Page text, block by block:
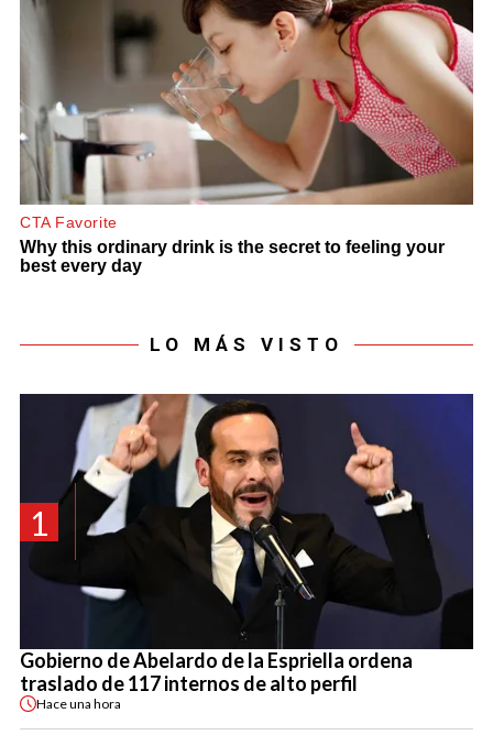
LO MÁS VISTO
1
Gobierno de Abelardo de la Espriella ordena
traslado de 117 internos de alto perfil
Haceuna hora